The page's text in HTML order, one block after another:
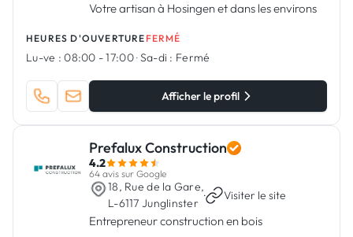
Votre artisan à Hosingen et dans les environs
HEURES D'OUVERTURE FERMÉ
Lu-ve : 08:00 - 17:00·Sa-di : Fermé
Afficher le profil
Prefalux Construction
4.2
64 avis sur Google
18, Rue de la Gare,
L-6117 Junglinster
· Visiter le site
Entrepreneur construction en bois